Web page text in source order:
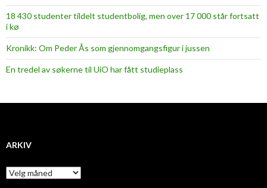
18 430 studenter tildelt studentbolig, men over 17 000 står fortsatt
i kø
Kronikk: Om Peder Ås som gjennomgangsfigur i jussen
En tredel av søkerne til UiO har fått studieplass
ARKIV
A
r